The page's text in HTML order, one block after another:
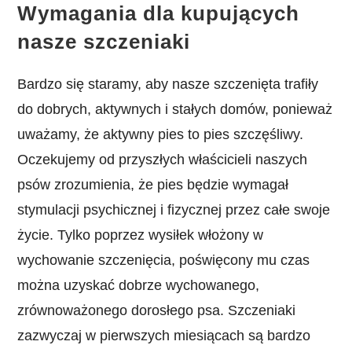
Wymagania dla kupujących
nasze szczeniaki
Bardzo się staramy, aby nasze szczenięta trafiły
do dobrych, aktywnych i stałych domów, ponieważ
uważamy, że aktywny pies to pies szczęśliwy.
Oczekujemy od przyszłych właścicieli naszych
psów zrozumienia, że pies będzie wymagał
stymulacji psychicznej i fizycznej przez całe swoje
życie. Tylko poprzez wysiłek włożony w
wychowanie szczenięcia, poświęcony mu czas
można uzyskać dobrze wychowanego,
zrównoważonego dorosłego psa. Szczeniaki
zazwyczaj w pierwszych miesiącach są bardzo